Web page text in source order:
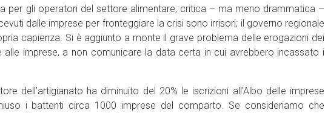
per gli operatori del settore alimentare, critica – ma meno drammatica –
dalle imprese per fronteggiare la crisi sono irrisori; il governo regionale
capienza. Si è aggiunto a monte il grave problema delle erogazioni dei
imprese, a non comunicare la data certa in cui avrebbero incassato i
dell’artigianato ha diminuito del 20% le iscrizioni all’Albo delle imprese
i battenti circa 1000 imprese del comparto. Se consideriamo che